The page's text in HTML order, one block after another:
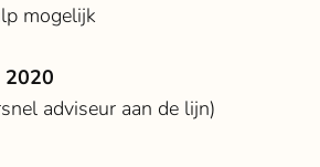
mogelijk
adviseur aan de lijn)